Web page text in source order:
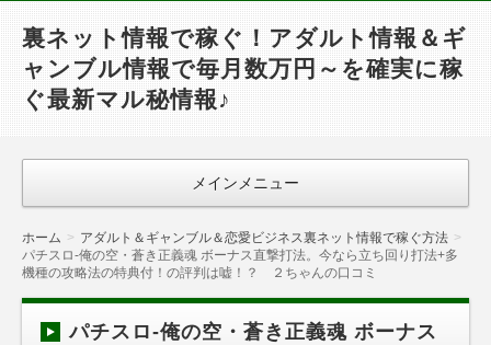
裏ネット情報で稼ぐ！アダルト情報＆ギ
ャンブル情報で毎月数万円～を確実に稼
ぐ最新マル秘情報♪
メインメニュー
ホーム
アダルト＆ギャンブル＆恋愛ビジネス裏ネット情報で稼ぐ方法
パチスロ-俺の空・蒼き正義魂 ボーナス直撃打法。今なら立ち回り打法+多
機種の攻略法の特典付！の評判は嘘！？ ２ちゃんの口コミ
パチスロ-俺の空・蒼き正義魂 ボーナス